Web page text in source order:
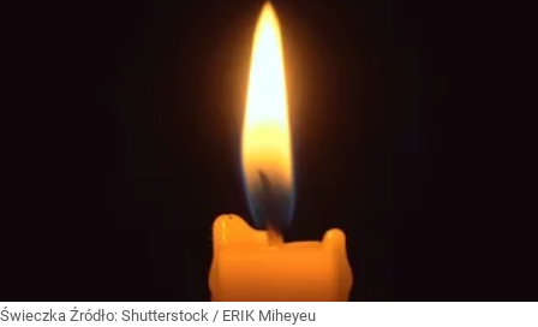
Świeczka Źródło: Shutterstock / ERIK Miheyeu